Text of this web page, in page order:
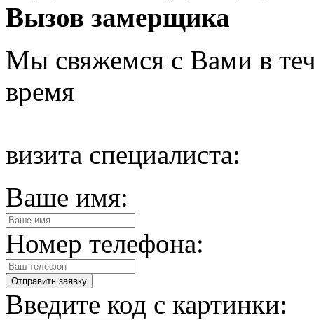
Вызов замерщика
Мы свяжемся с Вами в
время
визита специалиста:
Ваше имя:
Номер телефона:
Введите код с картинки: